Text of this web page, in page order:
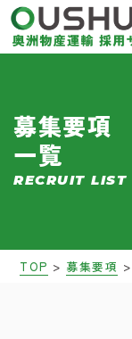
運送事業 採
募集要項
一覧
RECRUIT LIST
TOP > 募集要項 >